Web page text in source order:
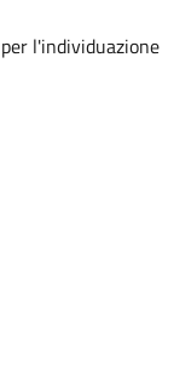
l'individuazione